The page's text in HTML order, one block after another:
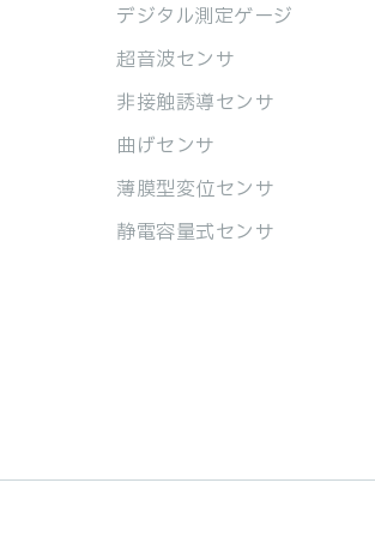
デジタル測定ゲージ
超音波センサ
非接触誘導センサ
曲げセンサ
薄膜型変位センサ
静電容量式センサ